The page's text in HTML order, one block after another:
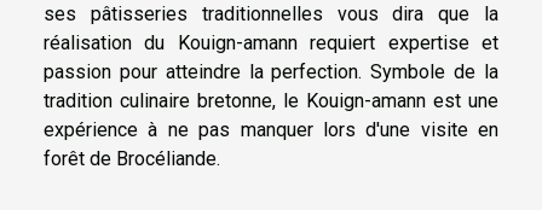
ses pâtisseries traditionnelles vous dira que la
réalisation du Kouign-amann requiert expertise et
passion pour atteindre la perfection. Symbole de la
tradition culinaire bretonne, le Kouign-amann est une
expérience à ne pas manquer lors d'une visite en
forêt de Brocéliande.